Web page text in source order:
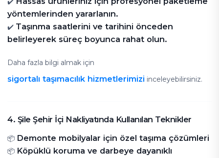
yöntemlerinden yararlanın.
✔️ Taşınma saatlerini ve tarihini önceden
belirleyerek süreç boyunca rahat olun.
Daha fazla bilgi almak için
sigortalı taşımacılık hizmetlerimizi inceleyebilirsiniz.
4. Şile Şehir İçi Nakliyatında Kullanılan Teknikler
📦 Demonte mobilyalar için özel taşıma çözümleri
📦 Köpüklü koruma ve darbeye dayanıklı